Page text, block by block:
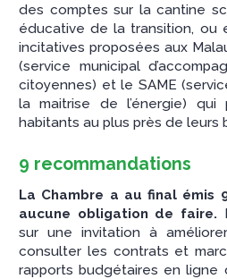
des comptes sur la cantine
éducative de la transition, ou
incitatives proposées aux
(service municipal
citoyennes) et le SAME
la maitrise de l’énergie) qui
habitants au plus près de leurs
9 recommandations
La Chambre a au final émis
aucune obligation de faire.
sur une invitation à
consulter les contrats et
rapports budgétaires en ligne